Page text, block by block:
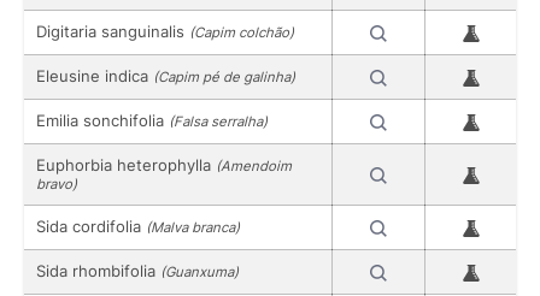
Digitaria sanguinalis (Capim colchão)
Eleusine indica (Capim pé de galinha)
Emilia sonchifolia (Falsa serralha)
Euphorbia heterophylla (Amendoim
bravo)
Sida cordifolia (Malva branca)
Sida rhombifolia (Guanxuma)